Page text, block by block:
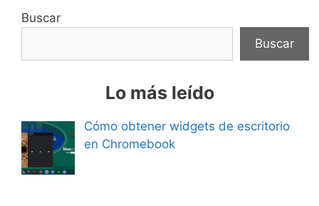
Buscar
Buscar
Lo más leído
Cómo obtener widgets de escritorio
en Chromebook